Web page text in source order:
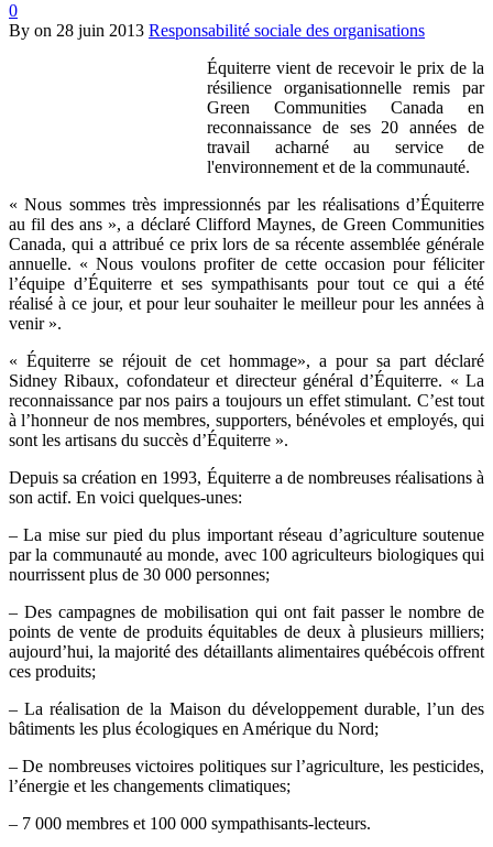
0
By on 28 juin 2013 Responsabilité sociale des organisations
Équiterre vient de recevoir le prix de la
résilience organisationnelle remis par
Green Communities Canada en
reconnaissance de ses 20 années de
travail acharné au service de
l'environnement et de la communauté.
« Nous sommes très impressionnés par les réalisations d’Équiterre
au fil des ans », a déclaré Clifford Maynes, de Green Communities
Canada, qui a attribué ce prix lors de sa récente assemblée générale
annuelle. « Nous voulons profiter de cette occasion pour féliciter
l’équipe d’Équiterre et ses sympathisants pour tout ce qui a été
réalisé à ce jour, et pour leur souhaiter le meilleur pour les années à
venir ».
« Équiterre se réjouit de cet hommage», a pour sa part déclaré
Sidney Ribaux, cofondateur et directeur général d’Équiterre. « La
reconnaissance par nos pairs a toujours un effet stimulant. C’est tout
à l’honneur de nos membres, supporters, bénévoles et employés, qui
sont les artisans du succès d’Équiterre ».
Depuis sa création en 1993, Équiterre a de nombreuses réalisations à
son actif. En voici quelques-unes:
– La mise sur pied du plus important réseau d’agriculture soutenue
par la communauté au monde, avec 100 agriculteurs biologiques qui
nourrissent plus de 30 000 personnes;
– Des campagnes de mobilisation qui ont fait passer le nombre de
points de vente de produits équitables de deux à plusieurs milliers;
aujourd’hui, la majorité des détaillants alimentaires québécois offrent
ces produits;
– La réalisation de la Maison du développement durable, l’un des
bâtiments les plus écologiques en Amérique du Nord;
– De nombreuses victoires politiques sur l’agriculture, les pesticides,
l’énergie et les changements climatiques;
– 7 000 membres et 100 000 sympathisants-lecteurs.